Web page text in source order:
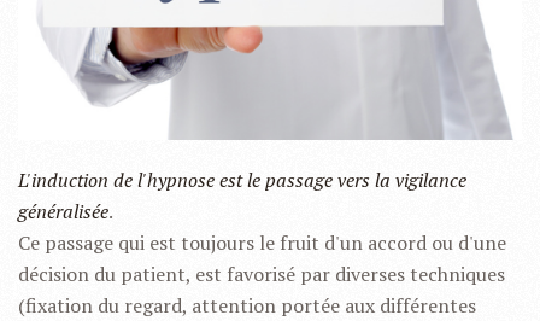
L'induction de l'hypnose est le passage vers la vigilance
généralisée.
Ce passage qui est toujours le fruit d'un accord ou d'une
décision du patient, est favorisé par diverses techniques
(fixation du regard, attention portée aux différentes